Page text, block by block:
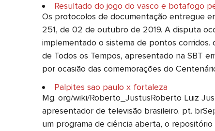
Resultado do jogo do vasco e botafogo
Os protocolos de documentação entregue
251, de 02 de outubro de 2019. A disputa
implementado o sistema de pontos corridos.
de Todos os Tempos, apresentado na SBT
por ocasião das comemorações do
Palpites sao paulo x fortaleza
Mg. org/wiki/Roberto_JustusRoberto Luiz
apresentador de televisão brasileiro. pt.
um programa de ciência aberta, o